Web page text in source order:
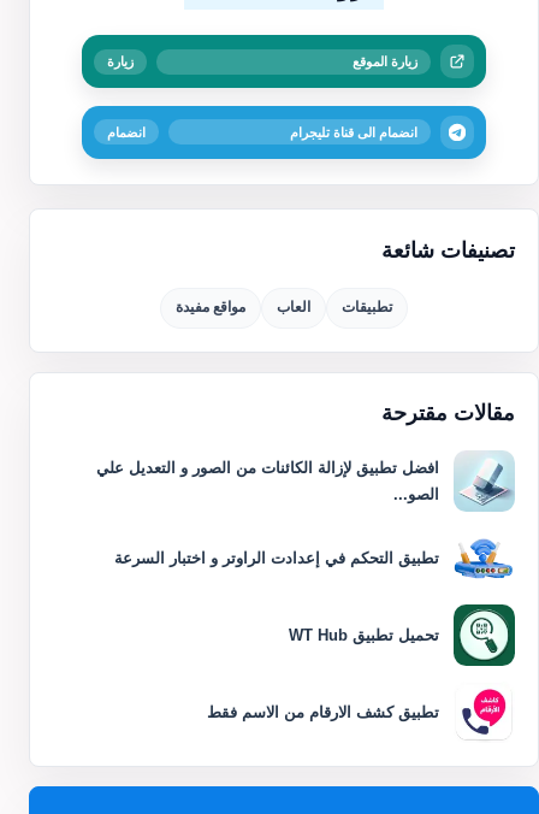
تصنيفات شائعة
تطبيقات العاب مواقع مفيدة
مقالات مقترحة
افضل تطبيق لإزالة الكائنات من الصور و التعديل علي
الصو...
تطبيق التحكم في إعدادت الراوتر و اختبار السرعة
تحميل تطبيق WT Hub
تطبيق كشف الارقام من الاسم فقط
زيارة الموقع زيارة
انضمام الى قناة تليجرام انضمام